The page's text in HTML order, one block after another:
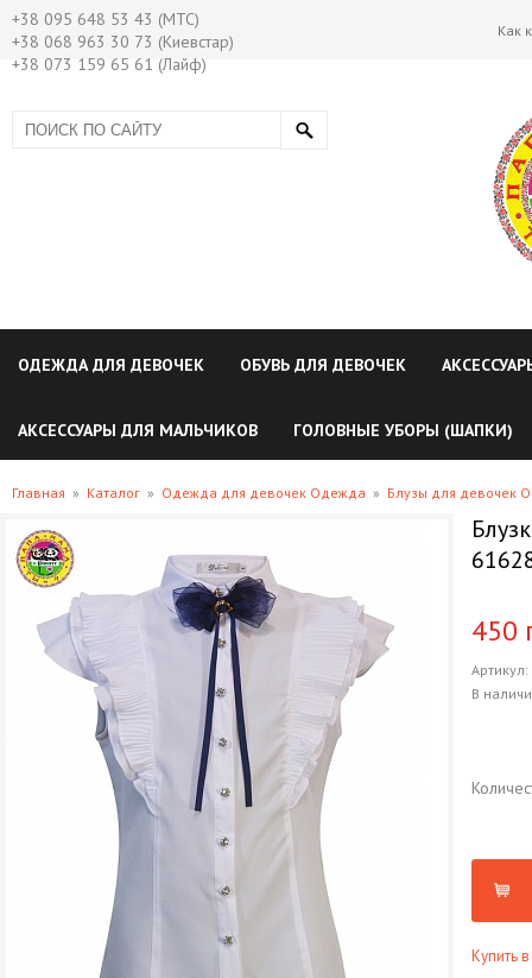
+38 095 648 53 43 (МТС)
+38 068 963 30 73 (Киевстар)
+38 073 159 65 61 (Лайф)
Как
ОДЕЖДА ДЛЯ ДЕВОЧЕК ОБУВЬ ДЛЯ ДЕВОЧЕК
АКСЕССУАРЫ ДЛЯ МАЛЬЧИКОВ ГОЛОВНЫЕ УБОРЫ (ШАПКИ)
Главная » Каталог » Одежда для девочек Одежда » Блузы для девочек
450
Артикул:
В
Купить